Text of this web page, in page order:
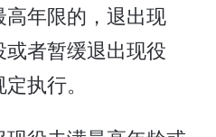
年限的，退出现
者暂缓退出现役
执行。